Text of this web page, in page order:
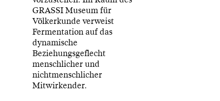
GRASSI Museum für
Völkerkunde verweist
Fermentation auf das
dynamische
Beziehungsgeflecht
menschlicher und
nichtmenschlicher
Mitwirkender.